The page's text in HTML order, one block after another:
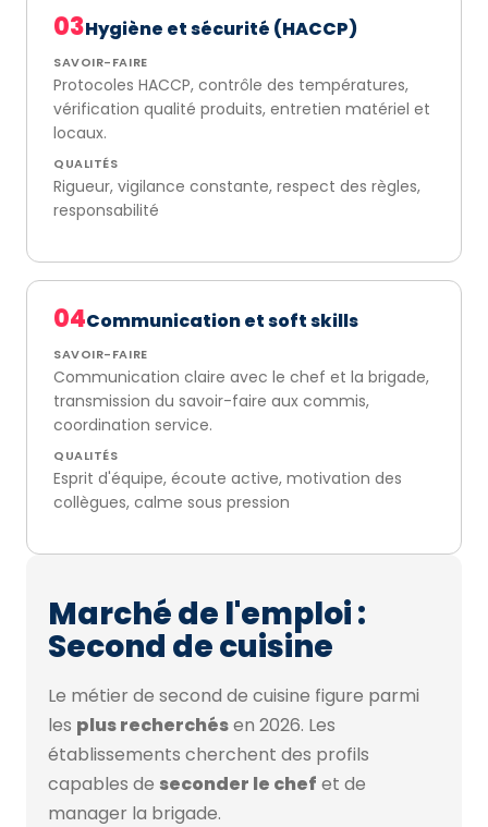
03Hygiène et sécurité (HACCP)
SAVOIR-FAIRE
Protocoles HACCP, contrôle des températures,
vérification qualité produits, entretien matériel et
locaux.
QUALITÉS
Rigueur, vigilance constante, respect des règles,
responsabilité
04Communication et soft skills
SAVOIR-FAIRE
Communication claire avec le chef et la brigade,
transmission du savoir-faire aux commis,
coordination service.
QUALITÉS
Esprit d'équipe, écoute active, motivation des
collègues, calme sous pression
Marché de l'emploi :
Second de cuisine
Le métier de second de cuisine figure parmi
les plus recherchésen 2026. Les
établissements cherchent des profils
capables de seconder le chef et de
manager la brigade.